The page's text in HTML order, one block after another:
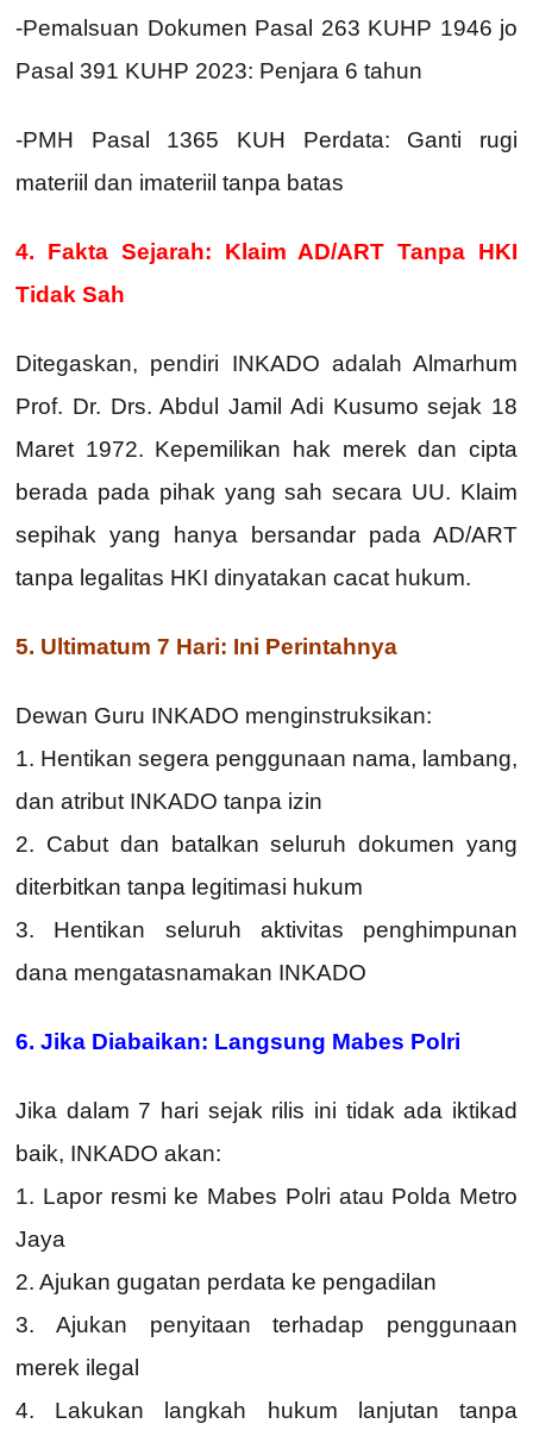
-Pemalsuan Dokumen Pasal 263 KUHP 1946 jo
Pasal 391 KUHP 2023: Penjara 6 tahun
-PMH Pasal 1365 KUH Perdata: Ganti rugi
materiil dan imateriil tanpa batas
4.
Fakta Sejarah: Klaim AD/ART Tanpa HKI
Tidak Sah
Ditegaskan, pendiri INKADO adalah Almarhum
Prof. Dr. Drs. Abdul Jamil Adi Kusumo sejak 18
Maret 1972. Kepemilikan hak merek dan cipta
berada pada pihak yang sah secara UU. Klaim
sepihak yang hanya bersandar pada AD/ART
tanpa legalitas HKI dinyatakan cacat hukum.
5. Ultimatum 7 Hari: Ini Perintahnya
Dewan Guru INKADO menginstruksikan:
1. Hentikan segera penggunaan nama, lambang,
dan atribut INKADO tanpa izin
2. Cabut dan batalkan seluruh dokumen yang
diterbitkan tanpa legitimasi hukum
3. Hentikan seluruh aktivitas penghimpunan
dana mengatasnamakan INKADO
6. Jika Diabaikan: Langsung Mabes Polri
Jika dalam 7 hari sejak rilis ini tidak ada iktikad
baik, INKADO akan:
1. Lapor resmi ke Mabes Polri atau Polda Metro
Jaya
2. Ajukan gugatan perdata ke pengadilan
3. Ajukan penyitaan terhadap penggunaan
merek ilegal
4. Lakukan langkah hukum lanjutan tanpa